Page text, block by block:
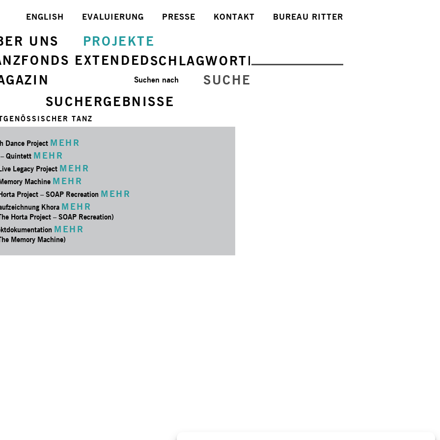
BUREAU RITTER
KONTAKT
PRESSE
EVALUIERUNG
ENGLISH
UNS
PROJEKTE
EXTENDEDSCHLAGWORTE
SUCHE
Suchen nach
SUCHERGEBNISSE
TANZ
Dance Project MEHR
Quintett MEHR
Legacy Project MEHR
Machine MEHR
Project – SOAP Recreation MEHR
Khora MEHR
Horta Project – SOAP Recreation)
MEHR
Memory Machine)